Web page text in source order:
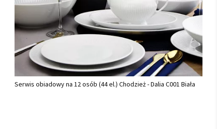
Serwis obiadowy na 12 osób (44 el.) Chodzież - Dalia C001 Biała